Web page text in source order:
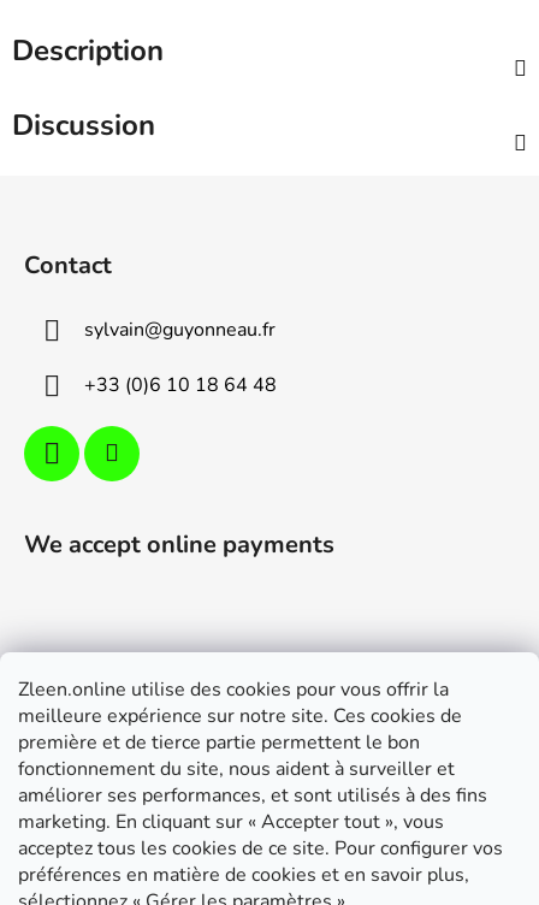
Zleen.online utilise des cookies pour vous offrir la
meilleure expérience sur notre site. Ces cookies de
première et de tierce partie permettent le bon
fonctionnement du site, nous aident à surveiller et
améliorer ses performances, et sont utilisés à des fins
marketing. En cliquant sur « Accepter tout », vous
acceptez tous les cookies de ce site. Pour configurer vos
préférences en matière de cookies et en savoir plus,
Description
Discussion
Contact
sylvain@guyonneau.fr
+33 (0)6 10 18 64 48
We accept online payments
Support
Modalités de livraison et paiement
Conditions générales de ventes
RGPD
Instructions de montage